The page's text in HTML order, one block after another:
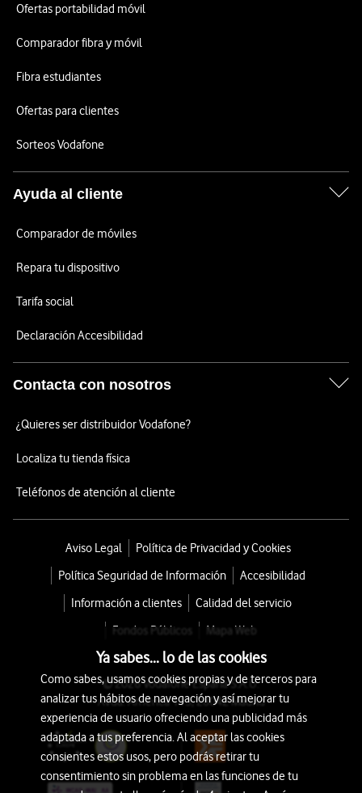
Ofertas portabilidad móvil
Comparador fibra y móvil
Fibra estudiantes
Ofertas para clientes
Sorteos Vodafone
Ayuda al cliente
Comparador de móviles
Repara tu dispositivo
Tarifa social
Declaración Accesibilidad
Contacta con nosotros
¿Quieres ser distribuidor Vodafone?
Localiza tu tienda física
Teléfonos de atención al cliente
Aviso Legal
Política de Privacidad y Cookies
Política Seguridad de Información
Accesibilidad
Información a clientes
Calidad del servicio
Fondos Públicos
Mapa Web
© 2026 Vodafone España S.A.U.
Avda. América 115, 28042 Madrid
Ya sabes... lo de las cookies
Como sabes, usamos cookies propias y de terceros para
analizar tus hábitos de navegación y así mejorar tu
experiencia de usuario ofreciendo una publicidad más
adaptada a tus preferencia. Al aceptar las cookies
consientes estos usos, pero podrás retirar tu
consentimiento sin problema en las funciones de tu